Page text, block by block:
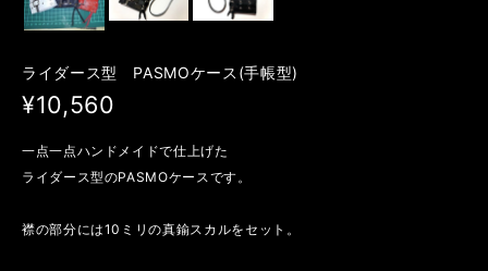
ライダース型 PASMOケース(手帳型)
¥10,560
一点一点ハンドメイドで仕上げた
ライダース型のPASMOケースです。
襟の部分には10ミリの真鍮スカルをセット。